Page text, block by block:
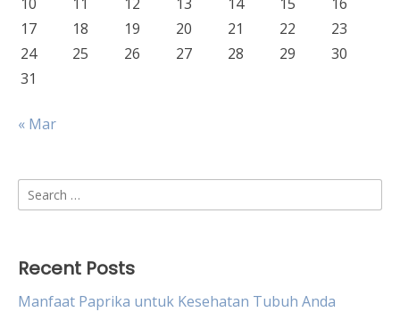
17
18 19 20 21 22
23
24
25 26 27 28 29
30
31
« Mar
Search
for:
Recent Posts
Manfaat Paprika untuk Kesehatan Tubuh Anda